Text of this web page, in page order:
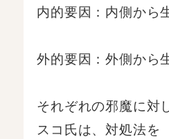
内的要因：内側から
外的要因：外側から
それぞれの邪魔に対
スコ氏は、対処法を